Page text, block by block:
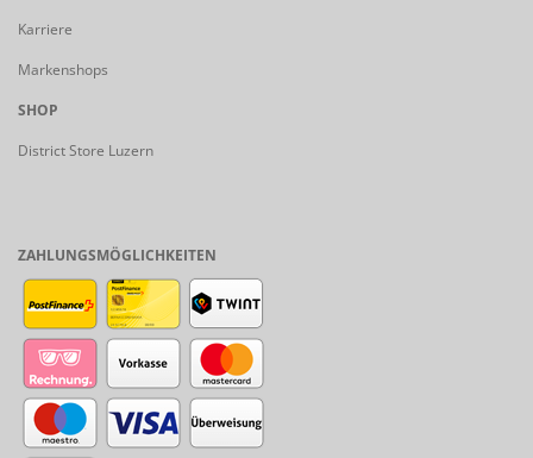
Karriere
Markenshops
SHOP
District Store Luzern
ZAHLUNGSMÖGLICHKEITEN